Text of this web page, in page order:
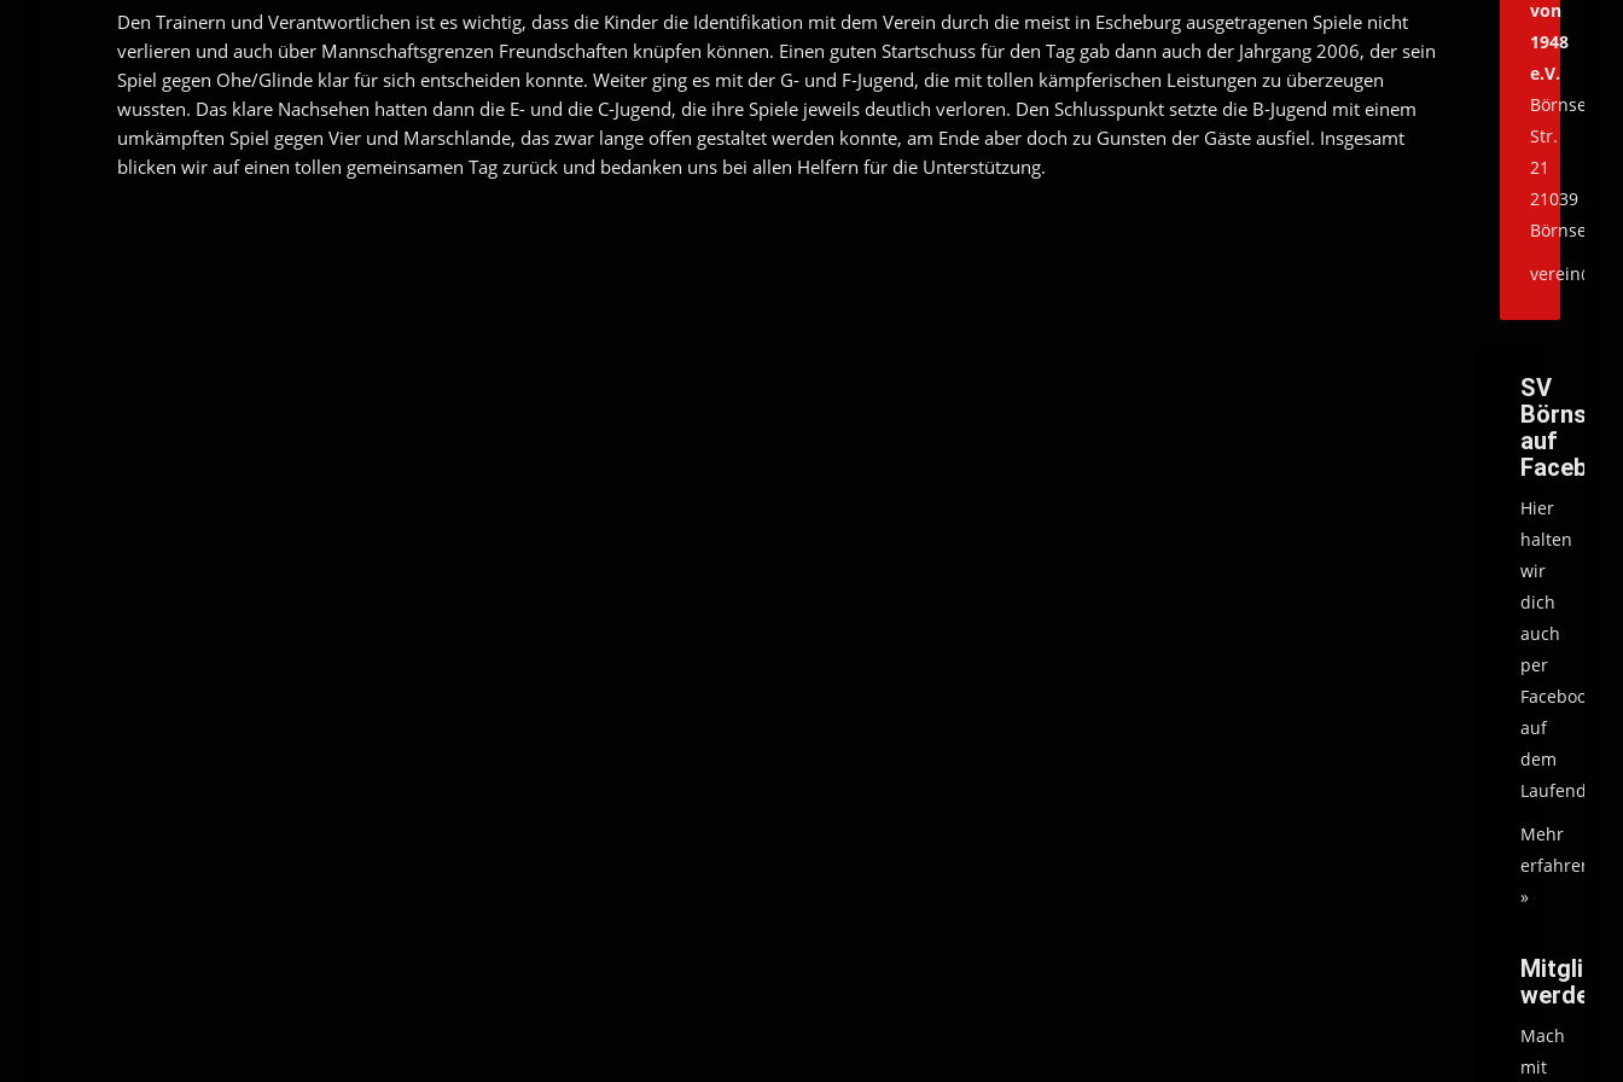
Den Trainern und Verantwortlichen ist es wichtig, dass die Kinder die Identifikation mit dem Verein durch die meist in Escheburg ausgetragenen Spiele nicht
verlieren und auch über Mannschaftsgrenzen Freundschaften knüpfen können. Einen guten Startschuss für den Tag gab dann auch der Jahrgang 2006, der sein
Spiel gegen Ohe/Glinde klar für sich entscheiden konnte. Weiter ging es mit der G- und F-Jugend, die mit tollen kämpferischen Leistungen zu überzeugen
wussten. Das klare Nachsehen hatten dann die E- und die C-Jugend, die ihre Spiele jeweils deutlich verloren. Den Schlusspunkt setzte die B-Jugend mit einem
umkämpften Spiel gegen Vier und Marschlande, das zwar lange offen gestaltet werden konnte, am Ende aber doch zu Gunsten der Gäste ausfiel. Insgesamt
blicken wir auf einen tollen gemeinsamen Tag zurück und bedanken uns bei allen Helfern für die Unterstützung.
von
1948
e.V.
Börnsener
Str.
21
21039
Börnsen
SV
Börnsen
auf
Hier
halten
wir
dich
auch
per
Facebook
auf
dem
Laufenden.
Mehr
erfahren
»
Mitglied
werden
Mach
mit